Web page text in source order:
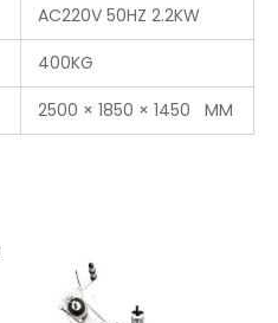
AC220V 50HZ 2.2KW
400KG
2500 × 1850 × 1450 MM